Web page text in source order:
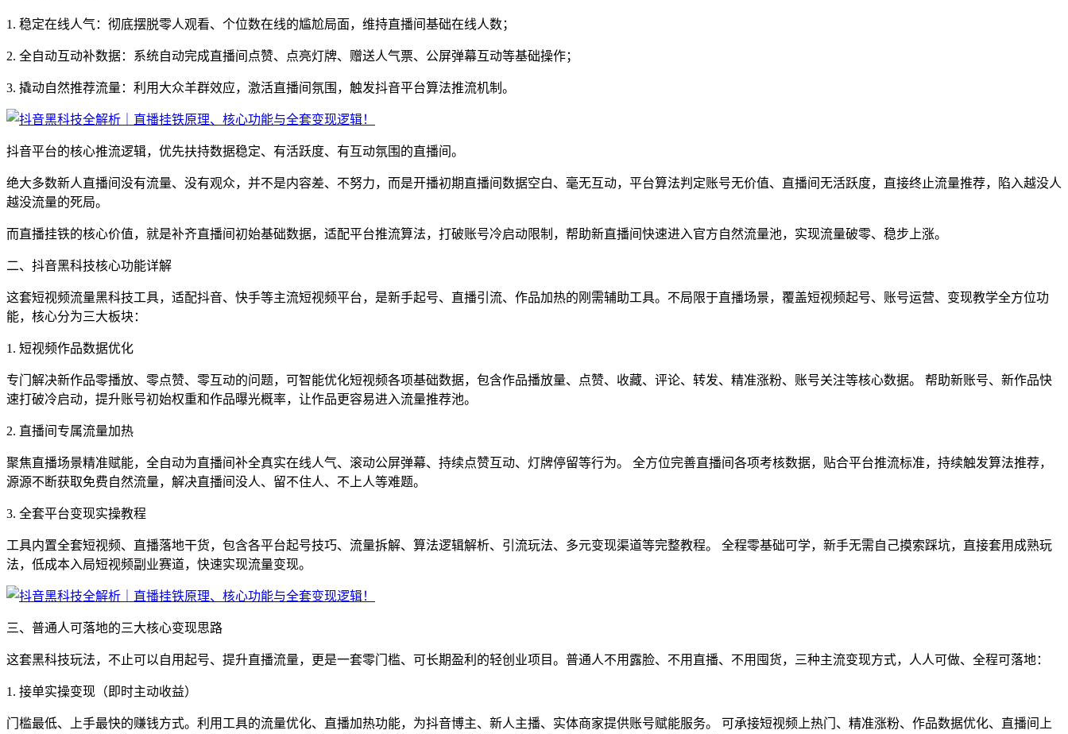
1. 稳定在线人气：彻底摆脱零人观看、个位数在线的尴尬局面，维持直播间基础在线人数；
2. 全自动互动补数据：系统自动完成直播间点赞、点亮灯牌、赠送人气票、公屏弹幕互动等基础操作；
3. 撬动自然推荐流量：利用大众羊群效应，激活直播间氛围，触发抖音平台算法推流机制。
抖音平台的核心推流逻辑，优先扶持数据稳定、有活跃度、有互动氛围的直播间。
绝大多数新人直播间没有流量、没有观众，并不是内容差、不努力，而是开播初期直播间数据空白、毫无互动，平台算法判定账号无价值、直播间无活跃度，直接终止流量推荐，陷入越没人
越没流量的死局。
而直播挂铁的核心价值，就是补齐直播间初始基础数据，适配平台推流算法，打破账号冷启动限制，帮助新直播间快速进入官方自然流量池，实现流量破零、稳步上涨。
二、抖音黑科技核心功能详解
这套短视频流量黑科技工具，适配抖音、快手等主流短视频平台，是新手起号、直播引流、作品加热的刚需辅助工具。不局限于直播场景，覆盖短视频起号、账号运营、变现教学全方位功
能，核心分为三大板块：
1. 短视频作品数据优化
专门解决新作品零播放、零点赞、零互动的问题，可智能优化短视频各项基础数据，包含作品播放量、点赞、收藏、评论、转发、精准涨粉、账号关注等核心数据。 帮助新账号、新作品快
速打破冷启动，提升账号初始权重和作品曝光概率，让作品更容易进入流量推荐池。
2. 直播间专属流量加热
聚焦直播场景精准赋能，全自动为直播间补全真实在线人气、滚动公屏弹幕、持续点赞互动、灯牌停留等行为。 全方位完善直播间各项考核数据，贴合平台推流标准，持续触发算法推荐，
源源不断获取免费自然流量，解决直播间没人、留不住人、不上人等难题。
3. 全套平台变现实操教程
工具内置全套短视频、直播落地干货，包含各平台起号技巧、流量拆解、算法逻辑解析、引流玩法、多元变现渠道等完整教程。 全程零基础可学，新手无需自己摸索踩坑，直接套用成熟玩
法，低成本入局短视频副业赛道，快速实现流量变现。
三、普通人可落地的三大核心变现思路
这套黑科技玩法，不止可以自用起号、提升直播流量，更是一套零门槛、可长期盈利的轻创业项目。普通人不用露脸、不用直播、不用囤货，三种主流变现方式，人人可做、全程可落地：
1. 接单实操变现（即时主动收益）
门槛最低、上手最快的赚钱方式。利用工具的流量优化、直播加热功能，为抖音博主、新人主播、实体商家提供账号赋能服务。 可承接短视频上热门、精准涨粉、作品数据优化、直播间上